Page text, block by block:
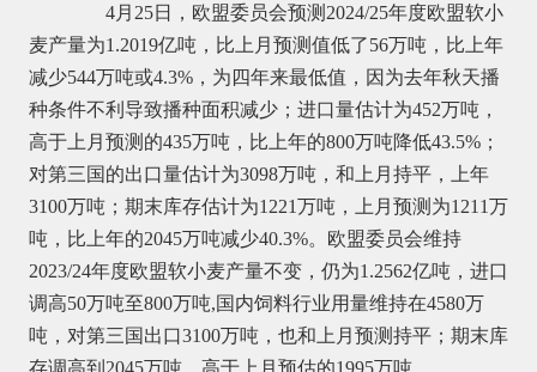
4月25日，欧盟委员会预测2024/25年度欧盟软小
麦产量为1.2019亿吨，比上月预测值低了56万吨，比上年
减少544万吨或4.3%，为四年来最低值，因为去年秋天播
种条件不利导致播种面积减少；进口量估计为452万吨，
高于上月预测的435万吨，比上年的800万吨降低43.5%；
对第三国的出口量估计为3098万吨，和上月持平，上年
3100万吨；期末库存估计为1221万吨，上月预测为1211万
吨，比上年的2045万吨减少40.3%。欧盟委员会维持
2023/24年度欧盟软小麦产量不变，仍为1.2562亿吨，进口
调高50万吨至800万吨,国内饲料行业用量维持在4580万
吨，对第三国出口3100万吨，也和上月预测持平；期末库
存调高到2045万吨，高于上月预估的1995万吨。